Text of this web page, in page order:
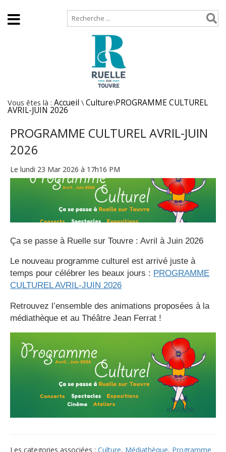
Vous êtes là : Accueil \ Culture\PROGRAMME CULTUREL
AVRIL-JUIN 2026
PROGRAMME CULTUREL AVRIL-JUIN
2026
Le lundi 23 Mar 2026 à 17h16 PM
Ça se passe à Ruelle sur Touvre : Avril à Juin 2026
Le nouveau programme culturel est arrivé juste à
temps pour célébrer les beaux jours : PROGRAMME
CULTUREL AVRIL-JUIN 2026
Retrouvez l’ensemble des animations proposées à la
médiathèque et au Théâtre Jean Ferrat !
Les categories associées : Culture, Médiathèque, Programme